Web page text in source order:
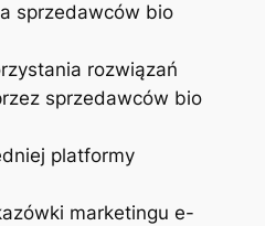
sprzedawców bio
rozwiązań
sprzedawców bio
platformy
marketingu e-